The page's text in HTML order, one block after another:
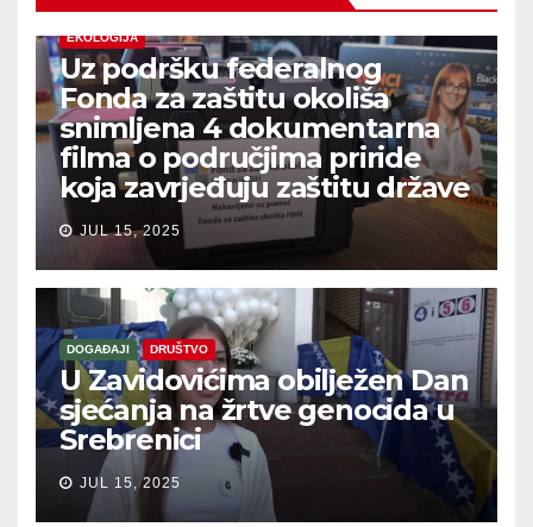
EKOLOGIJA
Uz podršku federalnog
Fonda za zaštitu okoliša
snimljena 4 dokumentarna
filma o područjima priride
koja zavrjeđuju zaštitu države
JUL 15, 2025
DOGAĐAJI DRUŠTVO
U Zavidovićima obilježen Dan
sjećanja na žrtve genocida u
Srebrenici
JUL 15, 2025